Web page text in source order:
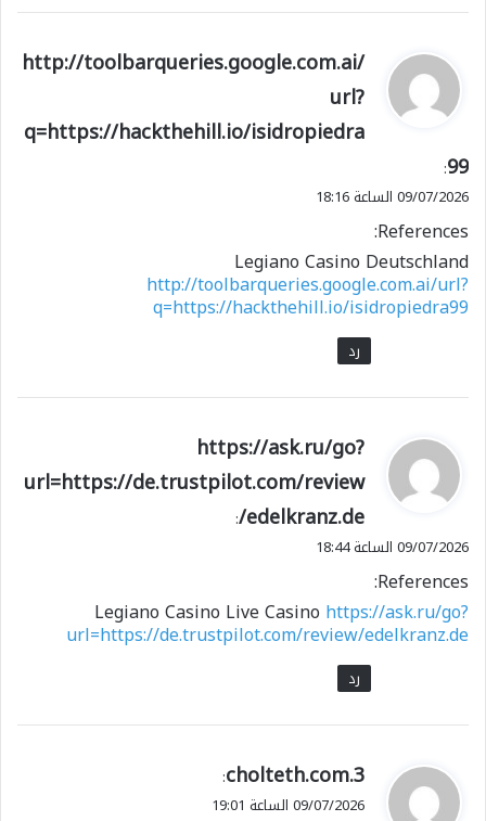
ي
ق
و
ل
http://toolbarqueries.google.com.ai/
url?
q=https://hackthehill.io/isidropiedra
99
:
09/07/2026 الساعة 18:16
References:
Legiano Casino Deutschland
http://toolbarqueries.google.com.ai/url?
q=https://hackthehill.io/isidropiedra99
رد
ي
و
ل
https://ask.ru/go?
url=https://de.trustpilot.com/review
/edelkranz.de
:
09/07/2026 الساعة 18:44
References:
Legiano Casino Live Casino https://ask.ru/go?
url=https://de.trustpilot.com/review/edelkranz.de
رد
ي
ق
3.cholteth.com
:
09/07/2026 الساعة 19:01